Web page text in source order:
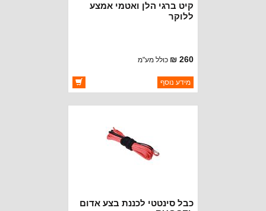
קיט ברגי הלן ואטמי אמצע
ללוקר
260 ₪ כולל מע"מ
ברקוד: 4460
יצרן:AVM
מידע נוסף
כבל סינטטי לכננת בצע אדום